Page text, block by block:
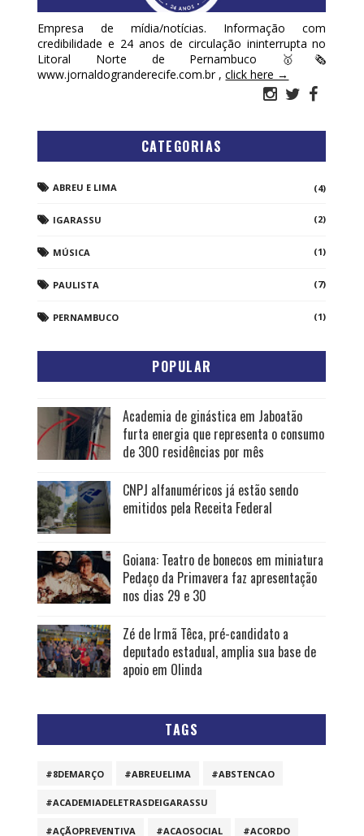
Empresa de mídia/notícias. Informação com
credibilidade e 24 anos de circulação ininterrupta no
Litoral Norte de Pernambuco 🥇🗞
www.jornaldogranderecife.com.br ,click here →
CATEGORIAS
ABREU E LIMA (4)
IGARASSU (2)
MÚSICA (1)
PAULISTA (7)
PERNAMBUCO (1)
POPULAR
Academia de ginástica em Jaboatão
furta energia que representa o consumo
de 300 residências por mês
CNPJ alfanuméricos já estão sendo
emitidos pela Receita Federal
Goiana: Teatro de bonecos em miniatura
Pedaço da Primavera faz apresentação
nos dias 29 e 30
Zé de Irmã Têca, pré-candidato a
deputado estadual, amplia sua base de
apoio em Olinda
TAGS
#8DEMARÇO #ABREUELIMA #ABSTENCAO
#ACADEMIADELETRASDEIGARASSU
#AÇÃOPREVENTIVA #ACAOSOCIAL #ACORDO